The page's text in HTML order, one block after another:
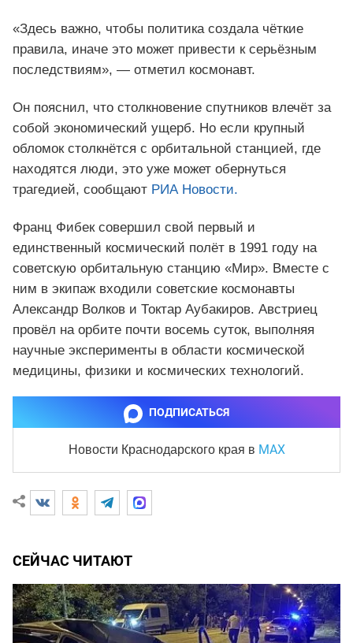
«Здесь важно, чтобы политика создала чёткие
правила, иначе это может привести к серьёзным
последствиям», — отметил космонавт.
Он пояснил, что столкновение спутников влечёт за
собой экономический ущерб. Но если крупный
обломок столкнётся с орбитальной станцией, где
находятся люди, это уже может обернуться
трагедией, сообщают РИА Новости.
Франц Фибек совершил свой первый и
единственный космический полёт в 1991 году на
советскую орбитальную станцию «Мир». Вместе с
ним в экипаж входили советские космонавты
Александр Волков и Токтар Аубакиров. Австриец
провёл на орбите почти восемь суток, выполняя
научные эксперименты в области космической
медицины, физики и космических технологий.
ПОДПИСАТЬСЯ
Новости Краснодарского края в MAX
СЕЙЧАС ЧИТАЮТ